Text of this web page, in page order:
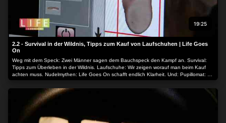
19:25
2.2 - Survival in der Wildnis, Tipps zum Kauf von Laufschuhen | Life Goes
On
Weg mit dem Speck: Zwei Männer sagen dem Bauchspeck den Kampf an. Survival:
Tipps zum Überleben in der Wildnis. Laufschuhe: Wir zeigen worauf man beim Kauf
achten muss. Nudelmythen: Life Goes On schafft endlich Klarheit. Und: Pupillomat: So
wird Autofahren sicherer.